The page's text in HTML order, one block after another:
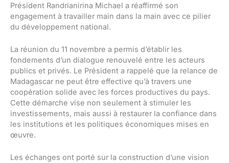
Président Randrianirina Michael a réaffirmé son
engagement à travailler main dans la main avec ce pilier
du développement national.
La réunion du 11 novembre a permis d’établir les
fondements d’un dialogue renouvelé entre les acteurs
publics et privés. Le Président a rappelé que la relance de
Madagascar ne peut être effective qu’à travers une
coopération solide avec les forces productives du pays.
Cette démarche vise non seulement à stimuler les
investissements, mais aussi à restaurer la confiance dans
les institutions et les politiques économiques mises en
œuvre.
Les échanges ont porté sur la construction d’une vision